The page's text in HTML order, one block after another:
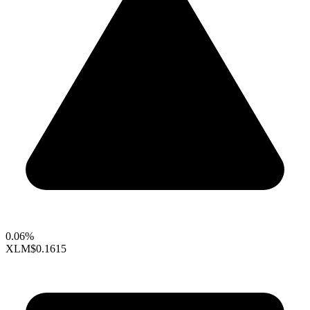
0.06%
XLM$0.1615